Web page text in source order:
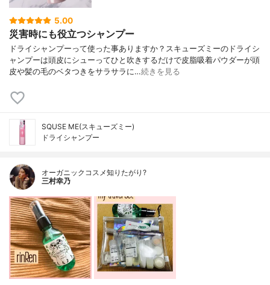
5.00
災害時にも役立つシャンプー
ドライシャンプーって使った事ありますか？スキューズミーのドライシ
ャンプーは頭皮にシューってひと吹きするだけで皮脂吸着パウダーが頭
皮や髪の毛のベタつきをサラサラに…続きを見る
SQUSE ME(スキューズミー)
ドライシャンプー
オーガニックコスメ知りたがり?
三村幸乃